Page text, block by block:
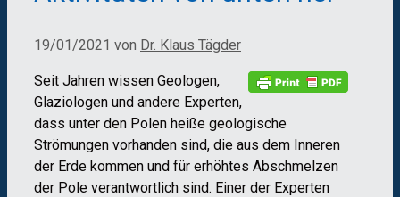
19/01/2021 von Dr. Klaus Tägder
Seit Jahren wissen Geologen,
Glaziologen und andere Experten,
dass unter den Polen heiße geologische
Strömungen vorhanden sind, die aus dem Inneren
der Erde kommen und für erhöhtes Abschmelzen
der Pole verantwortlich sind. Einer der Experten